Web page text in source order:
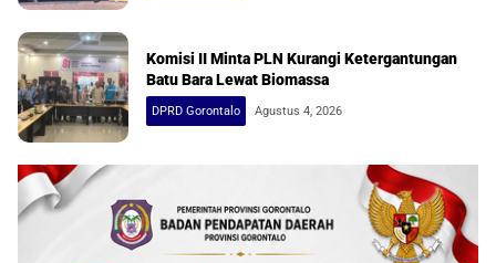
Komisi II Minta PLN Kurangi Ketergantungan
Batu Bara Lewat Biomassa
DPRD Gorontalo Agustus 4, 2026